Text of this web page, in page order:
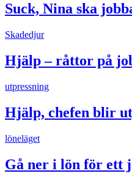
Suck, Nina ska
Skadedjur
Hjälp – råttor på
utpressning
Hjälp, chefen blir
löneläget
Gå ner i lön för ett